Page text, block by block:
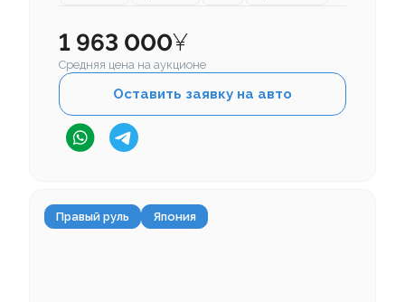
1 963 000¥
Средняя цена на аукционе
Оставить заявку на авто
Правый руль Япония